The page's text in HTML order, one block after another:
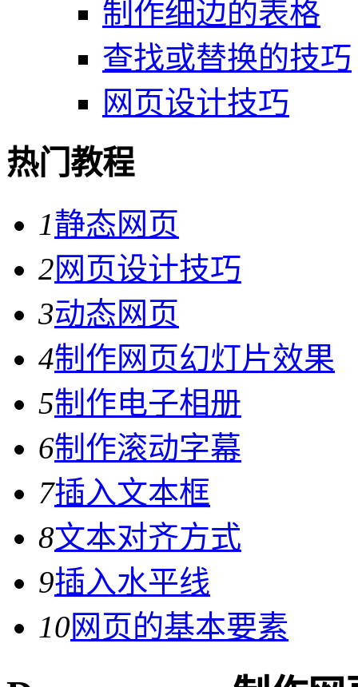
制作细边的表格
查找或替换的技巧
网页设计技巧
热门教程
1静态网页
2网页设计技巧
3动态网页
4制作网页幻灯片效果
5制作电子相册
6制作滚动字幕
7插入文本框
8文本对齐方式
9插入水平线
10网页的基本要素